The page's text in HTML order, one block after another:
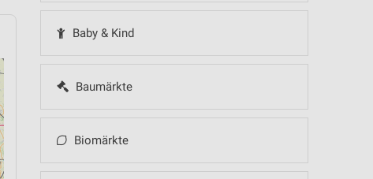
Baby & Kind
Baumärkte
Biomärkte